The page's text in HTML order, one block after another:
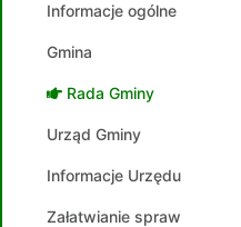
Informacje ogólne
Gmina
Rada Gminy
Urząd Gminy
Informacje Urzędu
Załatwianie spraw